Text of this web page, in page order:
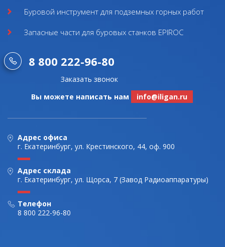
Буровой инструмент для подземных горных работ
Запасные части для буровых станков EPIROC
8 800 222-96-80
Заказать звонок
Вы можете написать нам
info@iligan.ru
Адрес офиса
г. Екатеринбург, ул. Крестинского, 44, оф. 900
Адрес склада
г. Екатеринбург, ул. Щорса, 7 (Завод Радиоаппаратуры)
Телефон
8 800 222-96-80